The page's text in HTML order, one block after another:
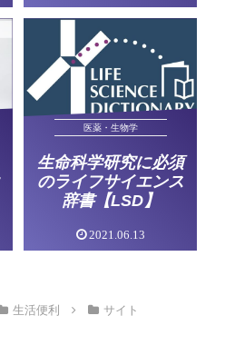
医薬・生物学
生命科学研究に必須
のライフサイエンス
辞書【LSD】
2021.06.13
生活便利 サイト